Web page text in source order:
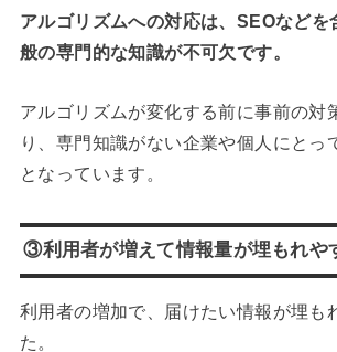
アルゴリズムへの対応は、SEOなどを
般の専門的な知識が不可欠です。
アルゴリズムが変化する前に事前の対
り、専門知識がない企業や個人にとっ
となっています。
③利用者が増えて情報量が埋もれや
利用者の増加で、届けたい情報が埋も
た。